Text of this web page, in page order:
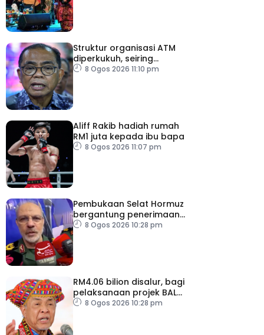
Struktur organisasi ATM
diperkukuh, seiring
pemodenan aset
8 Ogos 2026 11:10 pm
Aliff Rakib hadiah rumah
RM1 juta kepada ibu bapa
8 Ogos 2026 11:07 pm
Pembukaan Selat Hormuz
bergantung penerimaan
AS – IRGC
8 Ogos 2026 10:28 pm
RM4.06 bilion disalur, bagi
pelaksanaan projek BALB
di Sabah
8 Ogos 2026 10:28 pm